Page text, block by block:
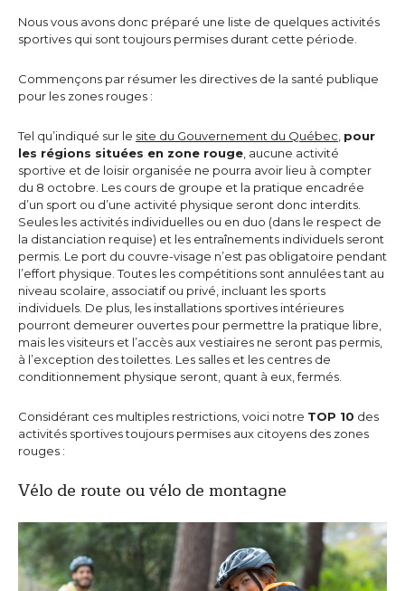
Nous vous avons donc préparé une liste de quelques activités
sportives qui sont toujours permises durant cette période.
Commençons par résumer les directives de la santé publique
pour les zones rouges :
Tel qu’indiqué sur le site du Gouvernement du Québec, pour
les régions situées en zone rouge, aucune activité
sportive et de loisir organisée ne pourra avoir lieu à compter
du 8 octobre. Les cours de groupe et la pratique encadrée
d’un sport ou d’une activité physique seront donc interdits.
Seules les activités individuelles ou en duo (dans le respect de
la distanciation requise) et les entraînements individuels seront
permis. Le port du couvre-visage n’est pas obligatoire pendant
l’effort physique. Toutes les compétitions sont annulées tant au
niveau scolaire, associatif ou privé, incluant les sports
individuels. De plus, les installations sportives intérieures
pourront demeurer ouvertes pour permettre la pratique libre,
mais les visiteurs et l’accès aux vestiaires ne seront pas permis,
à l’exception des toilettes. Les salles et les centres de
conditionnement physique seront, quant à eux, fermés.
Considérant ces multiples restrictions, voici notre TOP 10 des
activités sportives toujours permises aux citoyens des zones
rouges :
Vélo de route ou vélo de montagne